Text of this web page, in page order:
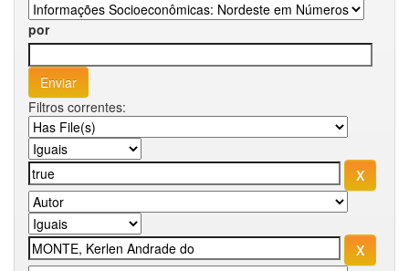
por
Filtros correntes: